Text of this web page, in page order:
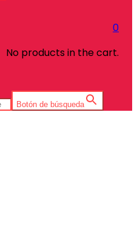
0
No products in the cart.
Botón de búsqueda